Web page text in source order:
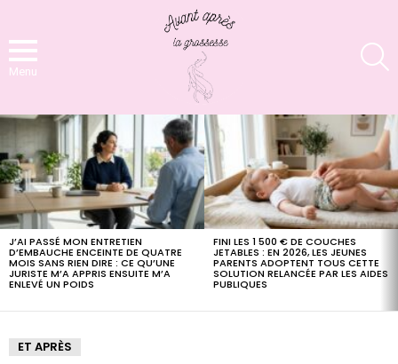
Menu
LATEST
STORIES
J’AI PASSÉ MON ENTRETIEN
D’EMBAUCHE ENCEINTE DE QUATRE
MOIS SANS RIEN DIRE : CE QU’UNE
JURISTE M’A APPRIS ENSUITE M’A
ENLEVÉ UN POIDS
FINI LES 1 500 € DE COUCHES
JETABLES : EN 2026, LES JEUNES
PARENTS ADOPTENT TOUS CETTE
SOLUTION RELANCÉE PAR LES AIDES
PUBLIQUES
ET APRÈS